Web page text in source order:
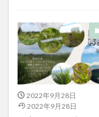
未分類
2022年9月28日
2022年9月28日